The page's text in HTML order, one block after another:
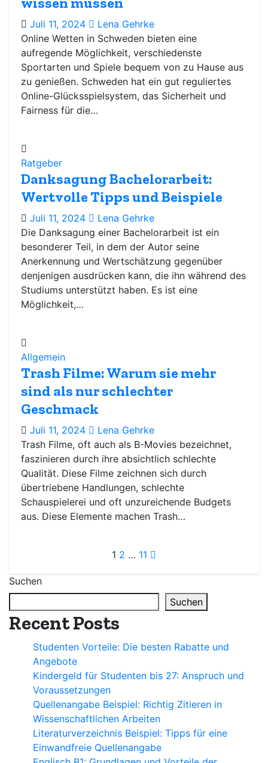
Juli 11, 2024
Lena Gehrke
Online Wetten in Schweden bieten eine
aufregende Möglichkeit, verschiedenste
Sportarten und Spiele bequem von zu Hause aus
zu genießen. Schweden hat ein gut reguliertes
Online-Glücksspielsystem, das Sicherheit und
Fairness für die…
Ratgeber
Danksagung Bachelorarbeit:
Wertvolle Tipps und Beispiele
Juli 11, 2024
Lena Gehrke
Die Danksagung einer Bachelorarbeit ist ein
besonderer Teil, in dem der Autor seine
Anerkennung und Wertschätzung gegenüber
denjenigen ausdrücken kann, die ihn während des
Studiums unterstützt haben. Es ist eine
Möglichkeit,…
Allgemein
Trash Filme: Warum sie mehr
sind als nur schlechter
Geschmack
Juli 11, 2024
Lena Gehrke
Trash Filme, oft auch als B-Movies bezeichnet,
faszinieren durch ihre absichtlich schlechte
Qualität. Diese Filme zeichnen sich durch
übertriebene Handlungen, schlechte
Schauspielerei und oft unzureichende Budgets
aus. Diese Elemente machen Trash…
Beiträge
1 2 … 11
Suchen
Suchen
Recent Posts
Studenten Vorteile: Die besten Rabatte und
Angebote
Kindergeld für Studenten bis 27: Anspruch und
Voraussetzungen
Quellenangabe Beispiel: Richtig Zitieren in
Wissenschaftlichen Arbeiten
Literaturverzeichnis Beispiel: Tipps für eine
Einwandfreie Quellenangabe